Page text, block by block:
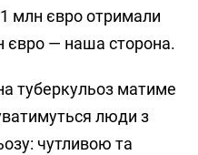
млн євро отримали
євро — наша сторона.
туберкульоз матиме
люди з
чутливою та